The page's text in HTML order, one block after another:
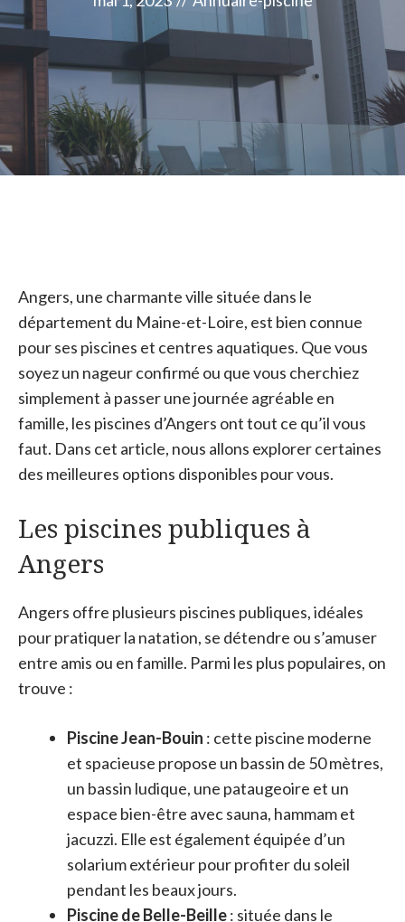
Angers, une charmante ville située dans le
département du Maine-et-Loire, est bien connue
pour ses piscines et centres aquatiques. Que vous
soyez un nageur confirmé ou que vous cherchiez
simplement à passer une journée agréable en
famille, les piscines d’Angers ont tout ce qu’il vous
faut. Dans cet article, nous allons explorer certaines
des meilleures options disponibles pour vous.
Les piscines publiques à
Angers
Angers offre plusieurs piscines publiques, idéales
pour pratiquer la natation, se détendre ou s’amuser
entre amis ou en famille. Parmi les plus populaires, on
trouve :
Piscine Jean-Bouin : cette piscine moderne
et spacieuse propose un bassin de 50 mètres,
un bassin ludique, une pataugeoire et un
espace bien-être avec sauna, hammam et
jacuzzi. Elle est également équipée d’un
solarium extérieur pour profiter du soleil
pendant les beaux jours.
Piscine de Belle-Beille: située dans le